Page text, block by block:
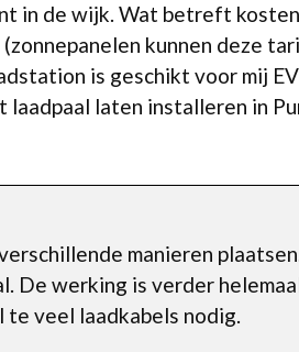
in de wijk. Wat betreft
kunnen deze
is geschikt voor mij
laten installeren in
manieren
De werking is verder
te veel laadkabels nodig.